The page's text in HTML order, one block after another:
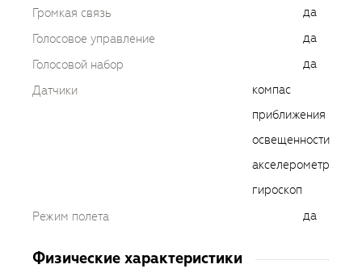
Громкая связь
да
Голосовое управление
да
Голосовой набор
да
Датчики
компас
приближения
освещенности
акселерометр
гироскоп
Режим полета
да
Физические характеристики